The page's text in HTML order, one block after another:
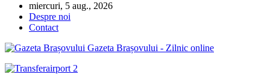
miercuri, 5 aug., 2026
Despre noi
Contact
Gazeta Brașovului - Zilnic online